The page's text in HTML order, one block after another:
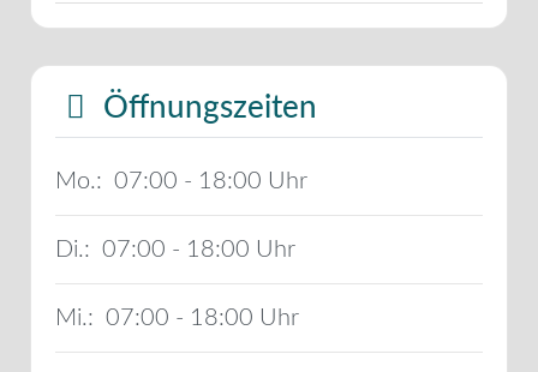
Öffnungszeiten
Mo.: 07:00 - 18:00
Di.: 07:00 - 18:00
Mi.: 07:00 - 18:00